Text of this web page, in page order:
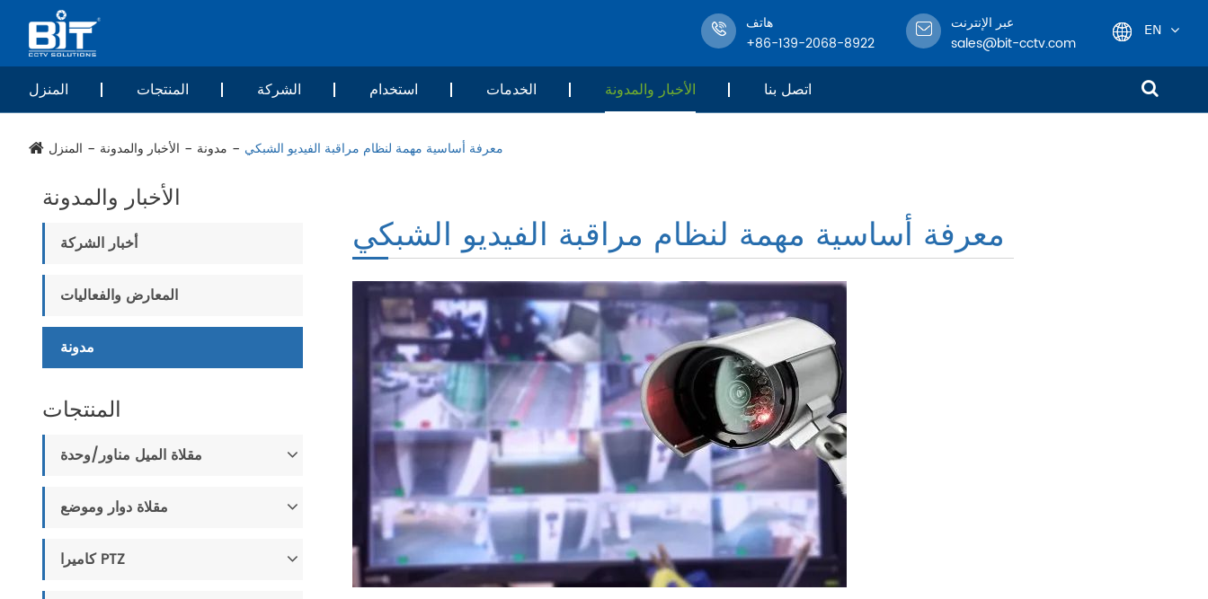
هاتف
+86-139-2068-8922
عبر الإنترنت
sales@bit-cctv.com
EN
المنزل المنتجات الشركة استخدام الخدمات الأخبار والمدونة اتصل بنا
المنزل الأخبار والمدونة مدونة معرفة أساسية مهمة لنظام مراقبة الفيديو الشبكي
الأخبار والمدونة
أخبار الشركة
المعارض والفعاليات
مدونة
المنتجات
مقلاة الميل مناور/وحدة
مقلاة دوار وموضع
كاميرا PTZ
معرفة أساسية مهمة لنظام مراقبة الفيديو الشبكي